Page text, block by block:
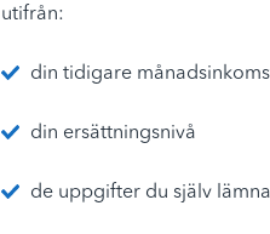
utifrån:
din tidigare
din ersättningsnivå
de uppgifter du själv